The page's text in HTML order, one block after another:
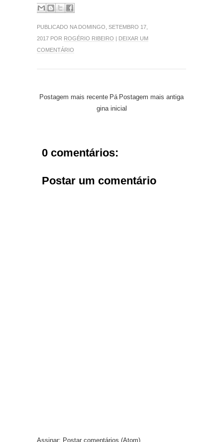
PUBLICADO NA DOMINGO, SETEMBRO 17,
2017 POR ROGÉRIO RIBEIRO | DEIXAR UM
COMENTÁRIO
Postagem mais recente Postagem mais antiga
Pá
gina inicial
0 comentários:
Postar um comentário
Assinar: Postar comentários (Atom)